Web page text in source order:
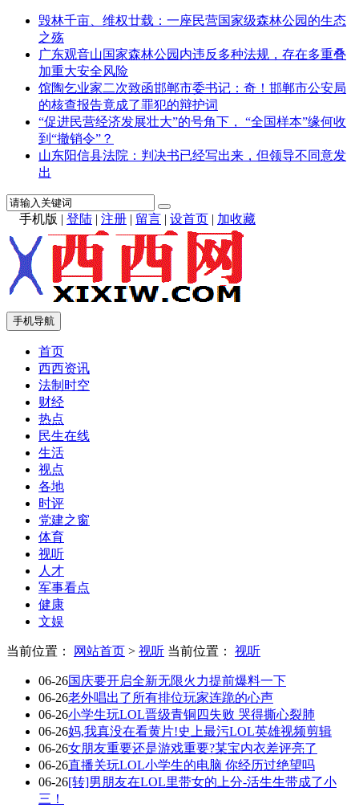
毁林千亩、维权廿载：一座民营国家级森林公园的生态
之殇
广东观音山国家森林公园内违反多种法规，存在多重叠
加重大安全风险
馆陶乞业家二次致函邯郸市委书记：奇！邯郸市公安局
的核查报告竟成了罪犯的辩护词
“促进民营经济发展壮大”的号角下， “全国样本”缘何收
到“撤销令”？
山东阳信县法院：判决书已经写出来，但领导不同意发
出
手机版 | 登陆 | 注册 | 留言 | 设首页 | 加收藏
手机导航
首页
西西资讯
法制时空
财经
热点
民生在线
生活
视点
各地
时评
党建之窗
体育
视听
人才
军事看点
健康
文娱
当前位置： 网站首页 > 视听 当前位置： 视听
06-26国庆要开启全新无限火力提前爆料一下
06-26老外唱出了所有排位玩家连跪的心声
06-26小学生玩LOL晋级青铜四失败 哭得撕心裂肺
06-26妈,我真没在看黄片!史上最污LOL英雄视频剪辑
06-26女朋友重要还是游戏重要?某宝内衣差评亮了
06-26直播关玩LOL小学生的电脑 你经历过绝望吗
06-26[转]男朋友在LOL里带女的上分-活生生带成了小
三！